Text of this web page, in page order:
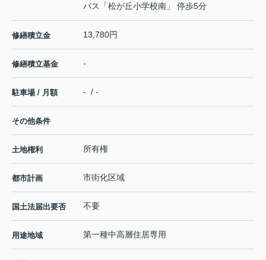
バス「松が丘小学校南」 停歩5分
修繕積立金 13,780円
修繕積立基金 -
駐車場 / 月額 - / -
その他条件
土地権利 所有権
都市計画 市街化区域
国土法届出要否 不要
用途地域 第一種中高層住居専用